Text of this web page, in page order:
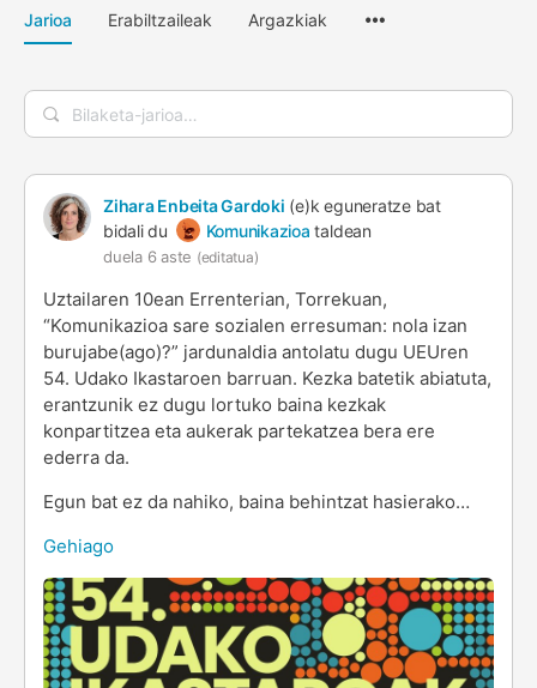
Jarioa Erabiltzaileak Argazkiak
Bilaketa-
jarioa…
Zihara Enbeita Gardoki (e)k eguneratze bat
bidali du
Komunikazioa taldean
duela 6 aste (editatua)
Uztailaren 10ean Errenterian, Torrekuan,
“Komunikazioa sare sozialen erresuman: nola izan
burujabe(ago)?” jardunaldia antolatu dugu UEUren
54. Udako Ikastaroen barruan. Kezka batetik abiatuta,
erantzunik ez dugu lortuko baina kezkak
konpartitzea eta aukerak partekatzea bera ere
ederra da.
Egun bat ez da nahiko, baina behintzat hasierako…
Gehiago